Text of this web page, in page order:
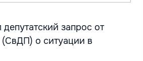
запрос от
о ситуации в